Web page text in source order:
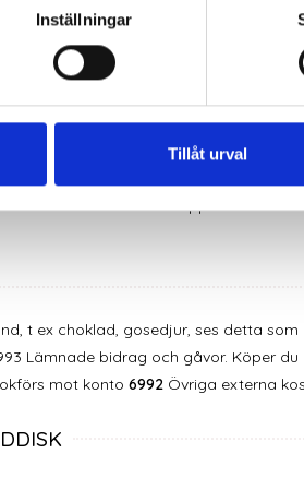
Inställningar
Tillåt urval
beloppet du betalar och bokför upp
Räkna ut 25% av beloppet du
t ex choklad, gosedjur, ses detta
Lämnade bidrag och gåvor. Köper
mot konto 6992 Övriga externa